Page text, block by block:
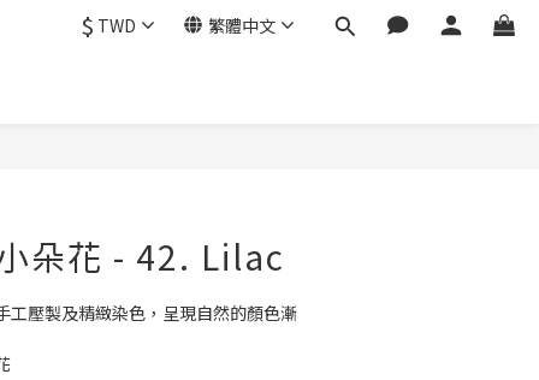
$ TWD 繁體中文
朵花 - 42. Lilac
工壓製及精緻染色，呈現自然的顏色漸